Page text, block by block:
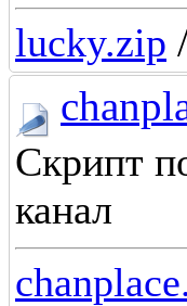
lucky.zip
Скрипт
канал